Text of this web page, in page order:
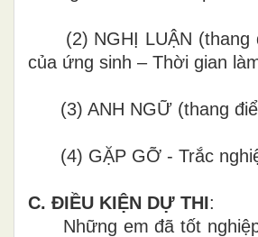
(2) NGHỊ LUẬN (thang
của ứng sinh – Thời gian
(3) ANH NGỮ (thang
(4) GẶP GỠ - Trắc
C. ĐIỀU KIỆN DỰ THI:
Những em đã tốt nghiệp